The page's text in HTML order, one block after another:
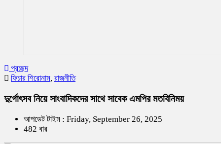
প্রচ্ছদ
ফিচার শিরোনাম, রাজনীতি
দুর্গোৎসব নিয়ে সাংবাদিকদের সাথে সাবেক এমপির মতবিনিময়
আপডেট টাইম : Friday, September 26, 2025
482 বার